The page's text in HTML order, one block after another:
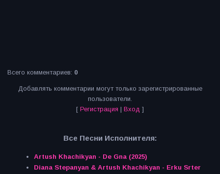
Всего комментариев: 0
Добавлять комментарии могут только зарегистрированные
пользователи.
[ Регистрация | Вход ]
Все Песни Исполнителя:
Artush Khachikyan - De Gna (2025)
Diana Stepanyan & Artush Khachikyan - Erku Srter